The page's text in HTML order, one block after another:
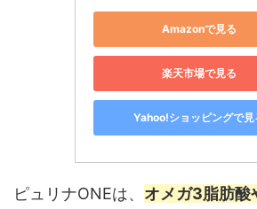
Amazonで見る
楽天市場で見る
Yahoo!ショッピングで見
ピュリナONEは、 オメガ3脂肪酸